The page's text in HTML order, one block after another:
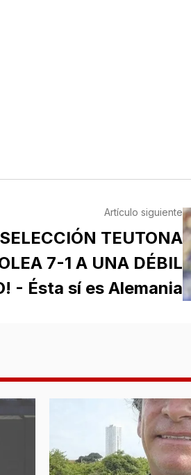
Artículo siguiente
TEUTONA
7-1 A UNA DÉBIL
- Ésta sí es Alemania